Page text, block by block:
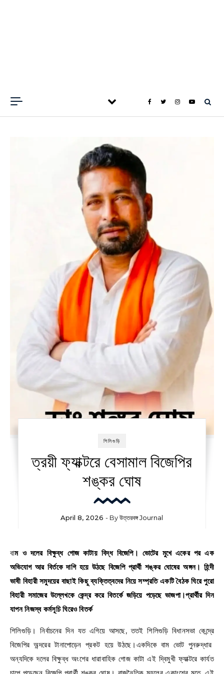
শিলিগুড়ি
ত্রয়ী ফ্যাক্টরে বেসামাল বিজেপির
শঙ্কর ঘোষ
April 8, 2026 - Byউত্তরবঙ্গ Journal
বাম ও দলের বিক্ষুব্ধ গোজ কাটায় বিদ্ধ বিজেপি। ভোটের মুখে একের পর এক
অভিযোগ আর বির্তকে দাগি হয়ে উঠছে বিজেপি প্রার্থী শঙ্কর ঘোষের অঙ্গন। হিন্দী
ভাষী বিহারী সমুদয়ের বাছাই কিছু ব্যক্তিত্বদের নিয়ে সম্প্রতি একটি বৈঠক ঘিরে পুরো
বিহারী সমাজের উল্লেখকে কেন্দ্র করে বিতর্কে জড়িয়ে পড়েছে ভাজপা।প্রার্থীর দিন
যাপন নিজস্ব কর্মসূচি ঘিরেও বিতর্ক
শিলিগুড়ি। নির্বাচনের দিন যত এগিয়ে আসছে, ততই শিলিগুড়ি বিধানসভা কেন্দ্রে
বিজেপির অন্দরের টানাপোড়েন প্রকট হয়ে উঠছে।একদিকে বাম ভোট পুনরুদ্ধার
অন্যদিকে দলের বিক্ষুব্ধ অংশের ধারাবাহিক গোজ কাটা এই দ্বিমুখী ফ্যাক্টরে কার্যত